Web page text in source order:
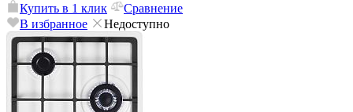
Купить в 1 клик
Сравнение
В избранное
Недоступно